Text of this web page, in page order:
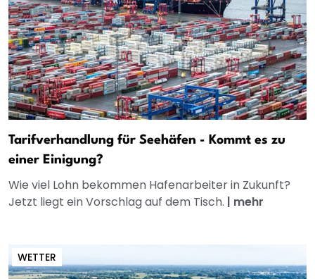
Tarifverhandlung für Seehäfen - Kommt es zu
einer Einigung?
Wie viel Lohn bekommen Hafenarbeiter in Zukunft?
Jetzt liegt ein Vorschlag auf dem Tisch. | mehr
WETTER